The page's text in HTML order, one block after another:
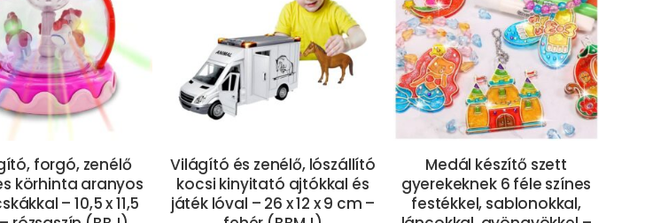
forgó, zenélő
körhinta aranyos
– 10,5 x 11,5
Világító és zenélő, lószállító
kocsi kinyitató ajtókkal és
játék lóval – 26 x 12 x 9 cm –
Medál készítő szett
gyerekeknek 6 féle színes
festékkel, sablonokkal,